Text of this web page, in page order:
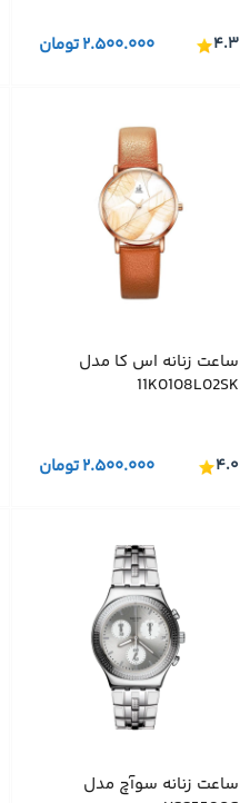
۲.۵۰۰.۰۰۰تومان ۴.۳
ساعت زنانه اس کا مدل
11K0108L02SK
۲.۵۰۰.۰۰۰تومان ۴.۰
ساعت زنانه سوآچ مدل